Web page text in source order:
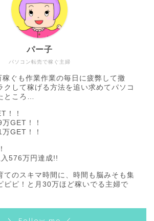
パソコン転売で稼ぐ主婦
パー子
ぐも作業作業の毎日に疲弊して撤
クして稼げる方法を追い求めてパソコ
ところ…
！！
GET！！
GET！！
576万円達成!!
てのスキマ時間に、時間も脳みそも集
ピピ！と月30万ほど稼いでる主婦で